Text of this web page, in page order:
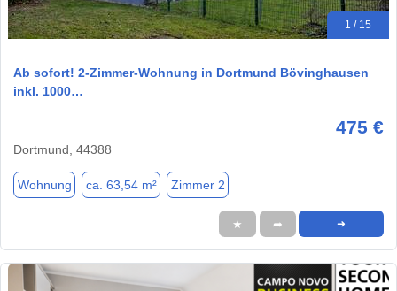
1 / 15
Ab sofort! 2-Zimmer-Wohnung in Dortmund Bövinghausen
inkl. 1000…
475 €
Dortmund, 44388
Wohnung ca. 63,54 m² Zimmer 2
★ ➦ ➜